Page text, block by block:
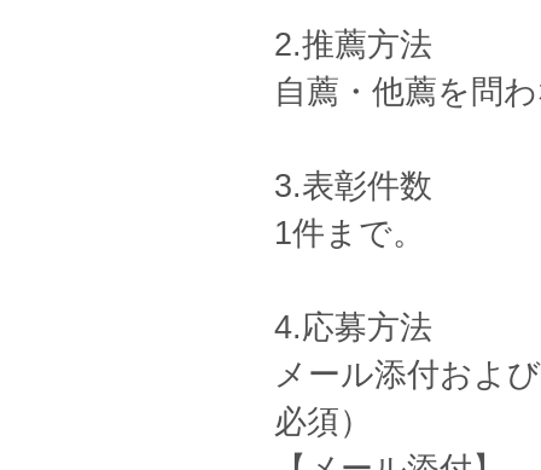
2.推薦方法
自薦・他薦を問
3.表彰件数
1件まで。
4.応募方法
メール添付およ
必須）